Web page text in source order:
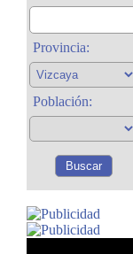
Provincia:
Población: